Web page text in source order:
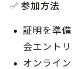
✅ 参加方法
証明を準
会エント
オンライ